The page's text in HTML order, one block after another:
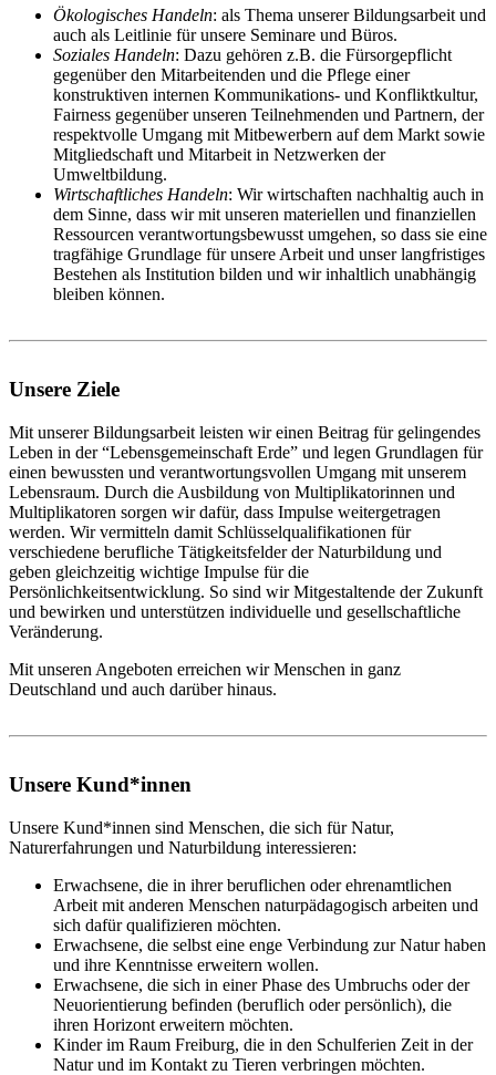
Ökologisches Handeln: als Thema unserer Bildungsarbeit und
auch als Leitlinie für unsere Seminare und Büros.
Soziales Handeln: Dazu gehören z.B. die Fürsorgepflicht
gegenüber den Mitarbeitenden und die Pflege einer
konstruktiven internen Kommunikations- und Konfliktkultur,
Fairness gegenüber unseren Teilnehmenden und Partnern, der
respektvolle Umgang mit Mitbewerbern auf dem Markt sowie
Mitgliedschaft und Mitarbeit in Netzwerken der
Umweltbildung.
Wirtschaftliches Handeln: Wir wirtschaften nachhaltig auch in
dem Sinne, dass wir mit unseren materiellen und finanziellen
Ressourcen verantwortungsbewusst umgehen, so dass sie eine
tragfähige Grundlage für unsere Arbeit und unser langfristiges
Bestehen als Institution bilden und wir inhaltlich unabhängig
bleiben können.
Unsere Ziele
Mit unserer Bildungsarbeit leisten wir einen Beitrag für gelingendes
Leben in der “Lebensgemeinschaft Erde” und legen Grundlagen für
einen bewussten und verantwortungsvollen Umgang mit unserem
Lebensraum. Durch die Ausbildung von Multiplikatorinnen und
Multiplikatoren sorgen wir dafür, dass Impulse weitergetragen
werden. Wir vermitteln damit Schlüsselqualifikationen für
verschiedene berufliche Tätigkeitsfelder der Naturbildung und
geben gleichzeitig wichtige Impulse für die
Persönlichkeitsentwicklung. So sind wir Mitgestaltende der Zukunft
und bewirken und unterstützen individuelle und gesellschaftliche
Veränderung.
Mit unseren Angeboten erreichen wir Menschen in ganz
Deutschland und auch darüber hinaus.
Unsere Kund*innen
Unsere Kund*innen sind Menschen, die sich für Natur,
Naturerfahrungen und Naturbildung interessieren:
Erwachsene, die in ihrer beruflichen oder ehrenamtlichen
Arbeit mit anderen Menschen naturpädagogisch arbeiten und
sich dafür qualifizieren möchten.
Erwachsene, die selbst eine enge Verbindung zur Natur haben
und ihre Kenntnisse erweitern wollen.
Erwachsene, die sich in einer Phase des Umbruchs oder der
Neuorientierung befinden (beruflich oder persönlich), die
ihren Horizont erweitern möchten.
Kinder im Raum Freiburg, die in den Schulferien Zeit in der
Natur und im Kontakt zu Tieren verbringen möchten.